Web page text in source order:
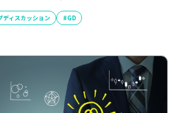
今、就活を振り返ってみた
ログ
教える、今就活でやるべきこと
界研究はインタツアー
ディスカッション #GD